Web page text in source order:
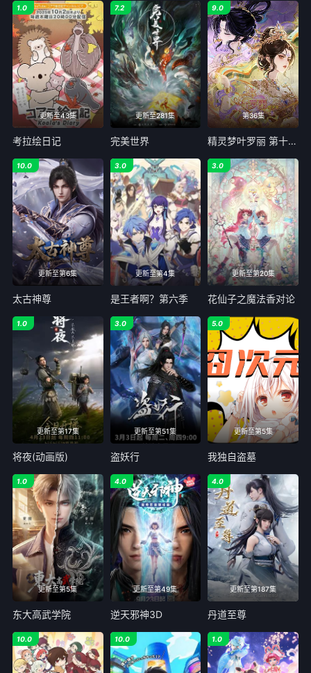
第21集 第22集
第23集 第24集
第25集 第26集
第27集 第28集
第30集
第31集 第32集
第33集 第34集
第35集 第36集
第37集 第38集
更新至43集
1.0
考拉绘日记
更新至281集
7.2
完美世界
第36集
9.0
精灵梦叶罗丽 第十一季（下）
更新至第6集
10.0
太古神尊
更新至第4集
3.0
是王者啊？第六季
更新至第20集
3.0
花仙子之魔法香对论
更新至第17集
1.0
将夜(动画版)
更新至第51集
3.0
盗妖行
更新至第5集
5.0
我独自盗墓
更新至第5集
1.0
东大高武学院
更新至第49集
4.0
逆天邪神3D
更新至第187集
4.0
丹道至尊
10.0 10.0 1.0